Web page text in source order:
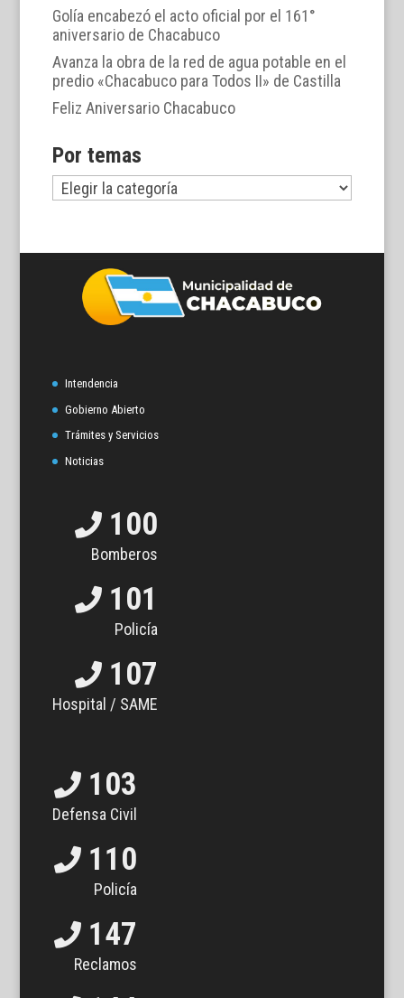
Golía encabezó el acto oficial por el 161°
aniversario de Chacabuco
Avanza la obra de la red de agua potable en el
predio «Chacabuco para Todos II» de Castilla
Feliz Aniversario Chacabuco
Por temas
Por
temas
Intendencia
Gobierno Abierto
Trámites y Servicios
Noticias
100
Bomberos
101
Policía
107
Hospital / SAME
103
Defensa Civil
110
Policía
147
Reclamos